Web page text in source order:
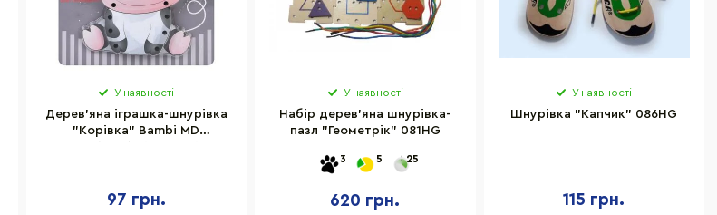
У наявності
Дерев'яна іграшка-шнурівка
"Корівка" Bambi MD
97 грн.
У наявності
Набір дерев'яна шнурівка-
пазл "Геометрік" 081HG
3 5 25
620 грн.
У наявності
Шнурівка "Капчик" 086HG
115 грн.